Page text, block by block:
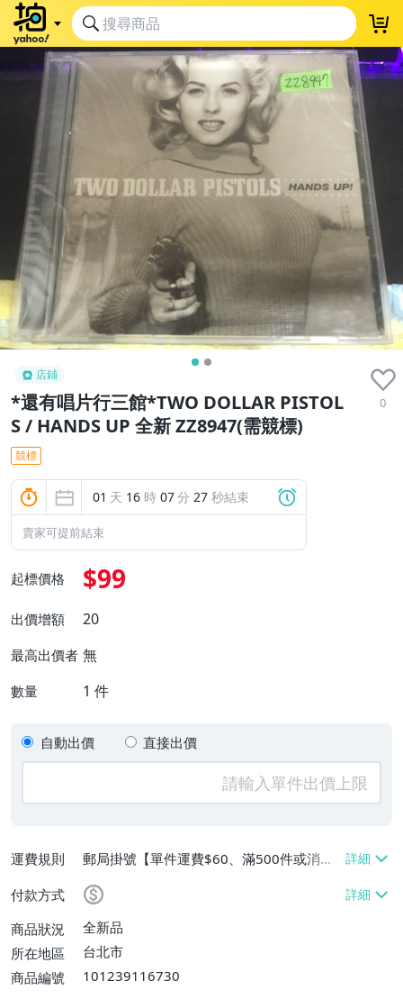
店鋪
*還有唱片行三館*TWO DOLLAR PISTOL
S / HANDS UP 全新 ZZ8947(需競標)
0
競標
01 天 16 時 07分 26 秒結束
賣家可提前結束
起標價格 $99
出價增額 20
最高出價者 無
數量 1 件
自動出價 直接出價
運費規則
郵局掛號【單件運費$60、滿500件或消費
滿$20000免運費】
付款方式
商品狀況
全新品
所在地區
台北市
商品編號
101239116730